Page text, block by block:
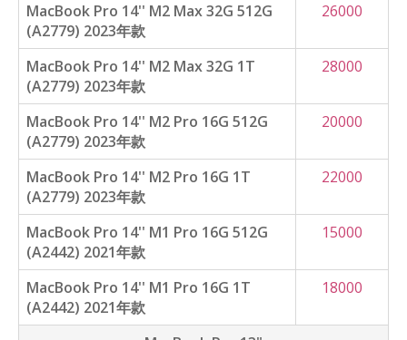
MacBook Pro 14'' M2 Max 32G 512G
(A2779) 2023年款
26000
MacBook Pro 14'' M2 Max 32G 1T
(A2779) 2023年款
28000
MacBook Pro 14'' M2 Pro 16G 512G
(A2779) 2023年款
20000
MacBook Pro 14'' M2 Pro 16G 1T
(A2779) 2023年款
22000
MacBook Pro 14'' M1 Pro 16G 512G
(A2442) 2021年款
15000
MacBook Pro 14'' M1 Pro 16G 1T
(A2442) 2021年款
18000